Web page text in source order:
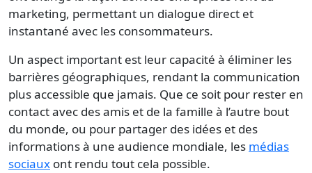
marketing, permettant un dialogue direct et
instantané avec les consommateurs.
Un aspect important est leur capacité à éliminer les
barrières géographiques, rendant la communication
plus accessible que jamais. Que ce soit pour rester en
contact avec des amis et de la famille à l’autre bout
du monde, ou pour partager des idées et des
informations à une audience mondiale, les médias
sociaux ont rendu tout cela possible.